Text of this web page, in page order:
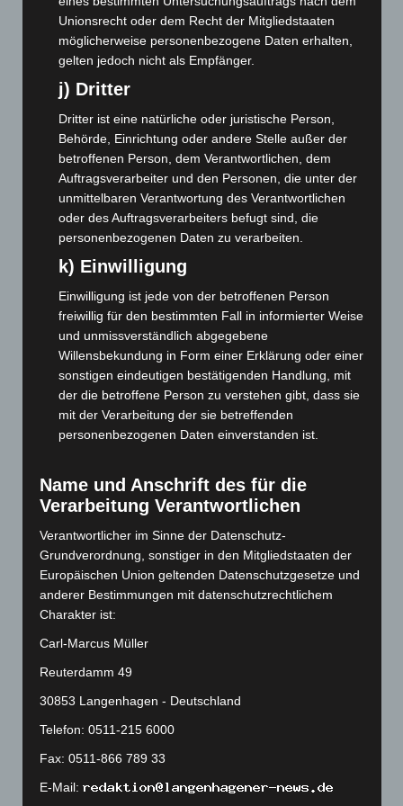
Dezember 2024(89)
November 2024(94)
Oktober 2024(93)
August 2024(107)
Juli 2024(89)
(107)
Mai 2024(149)
April 2024(102)
März 2024(103)
Februar 2024(103)
Januar 2024(111)
Dezember 2023(130)
November 2023(130)
Oktober 2023(114)
September 2023(133)
Juli 2023(118)
Juni 2023 (142)
Mai 2023(139)
April 2023
(155)
März 2023(174)
Februar 2023(154)
Januar 2023(140)
Dezember 2022(130)
November 2022(167)
Oktober 2022(166)
September 2022(205)
August 2022(166)
Unionsrecht oder dem Recht der Mitgliedstaaten
möglicherweise personenbezogene Daten erhalten,
gelten jedoch nicht als Empfänger.
j) Dritter
Dritter ist eine natürliche oder juristische Person,
Behörde, Einrichtung oder andere Stelle außer der
betroffenen Person, dem Verantwortlichen, dem
Auftragsverarbeiter und den Personen, die unter der
unmittelbaren Verantwortung des Verantwortlichen
oder des Auftragsverarbeiters befugt sind, die
personenbezogenen Daten zu verarbeiten.
k) Einwilligung
Einwilligung ist jede von der betroffenen Person
freiwillig für den bestimmten Fall in informierter Weise
und unmissverständlich abgegebene
Willensbekundung in Form einer Erklärung oder einer
sonstigen eindeutigen bestätigenden Handlung, mit
der die betroffene Person zu verstehen gibt, dass sie
mit der Verarbeitung der sie betreffenden
personenbezogenen Daten einverstanden ist.
Name und Anschrift des für die
Verarbeitung Verantwortlichen
Verantwortlicher im Sinne der Datenschutz-
Grundverordnung, sonstiger in den Mitgliedstaaten der
Europäischen Union geltenden Datenschutzgesetze und
anderer Bestimmungen mit datenschutzrechtlichem
Charakter ist:
Carl-Marcus Müller
Reuterdamm 49
30853 Langenhagen - Deutschland
Telefon: 0511-215 6000
Fax: 0511-866 789 33
E-Mail: